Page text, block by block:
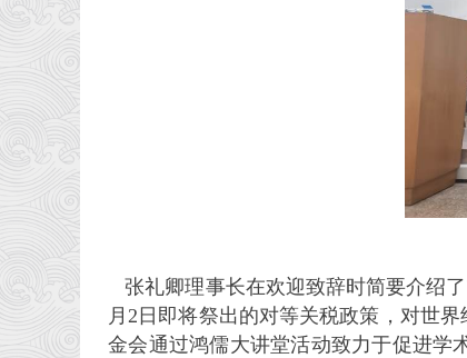
张礼卿理事长在欢迎致辞时简要介绍
月2日即将祭出的对等关税政策，对世
金会通过鸿儒大讲堂活动致力于促进学